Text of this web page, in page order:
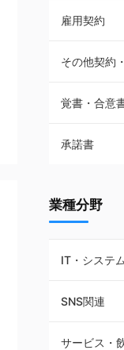
株主総会
請負契約
フランチ
賃貸借契約
雇用契約
その他契約
覚書・合意
承諾書
業種分野
IT・システ
SNS関連
サービス・